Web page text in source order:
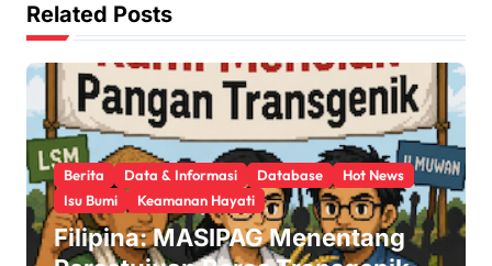
i
g
a
t
i
o
Related Posts
Berita Data & Informasi Database
Hot News
Isu Bumi
Keamanan Hayati
Filipina: MASIPAG Menentang